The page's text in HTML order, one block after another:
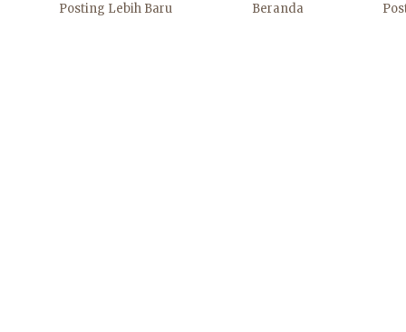
Posting Lebih Baru Beranda